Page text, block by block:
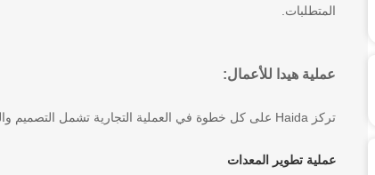
المتطلبات.
عملية هيدا للأعمال:
تركز Haida على كل خطوة في العملية التجارية تشمل التصميم والتصنيع والتركيب وخدمة ما بعد البيع.
عملية تطوير المعدات